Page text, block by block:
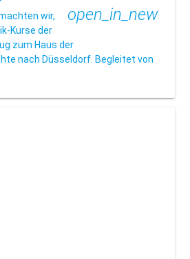
open_in_new
wir,
Kurse der
zum Haus der
nach Düsseldorf. Begleitet von